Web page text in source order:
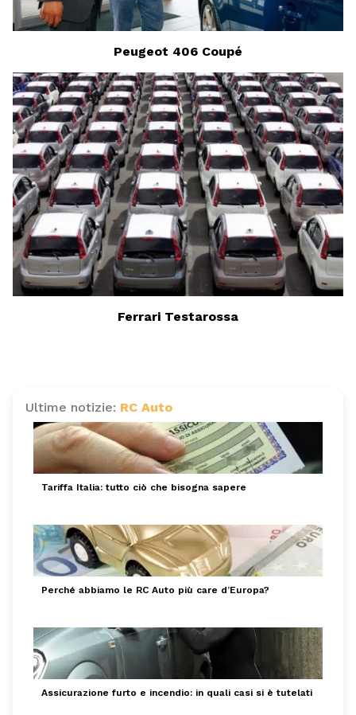
Peugeot 406 Coupé
Ferrari Testarossa
Ultime notizie: RC Auto
Tariffa Italia: tutto ciò che bisogna sapere
Perché abbiamo le RC Auto più care d’Europa?
Assicurazione furto e incendio: in quali casi si è tutelati